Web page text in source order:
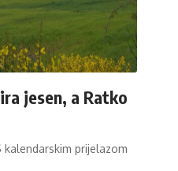
jesen, a Ratko
kalendarskim prijelazom